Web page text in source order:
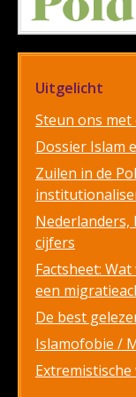
Uitgelicht
Steun ons
Dossier Islam
Zuilen in de
Nederlanders,
cijfers
Factsheet:
een
De best
Islamofobie /
Extremistische